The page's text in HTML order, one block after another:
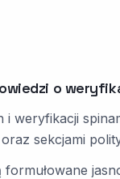
o
i weryfikacji
sekcjami
formułowane